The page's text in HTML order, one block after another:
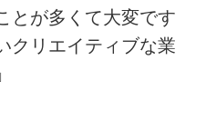
とが多くて大変です
クリエイティブな業